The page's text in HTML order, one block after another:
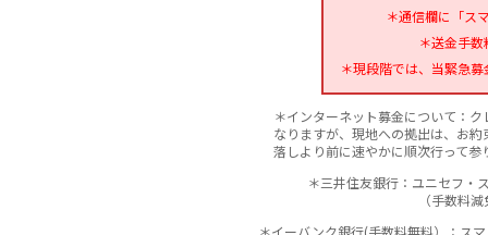
＊通信欄に「ス
＊送金手
＊現段階では、当緊急
＊インターネット募金について：
なりますが、現地への拠出は、お
落しより前に速やかに順次行って参
＊三井住友銀行：ユニセフ・
（手数料